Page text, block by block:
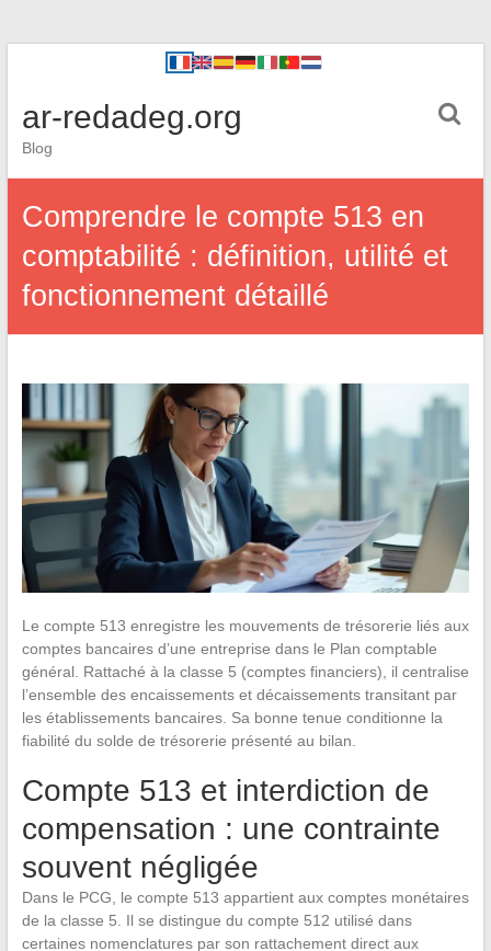
ar-redadeg.org
Blog
Comprendre le compte 513 en
comptabilité : définition, utilité et
fonctionnement détaillé
Le compte 513 enregistre les mouvements de trésorerie liés aux
comptes bancaires d’une entreprise dans le Plan comptable
général. Rattaché à la classe 5 (comptes financiers), il centralise
l’ensemble des encaissements et décaissements transitant par
les établissements bancaires. Sa bonne tenue conditionne la
fiabilité du solde de trésorerie présenté au bilan.
Compte 513 et interdiction de
compensation : une contrainte
souvent négligée
Dans le PCG, le compte 513 appartient aux comptes monétaires
de la classe 5. Il se distingue du compte 512 utilisé dans
certaines nomenclatures par son rattachement direct aux